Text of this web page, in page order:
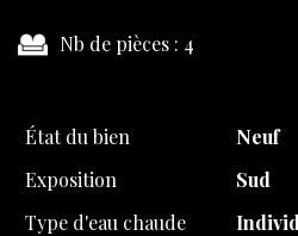
Nb de pièces : 4
État du bien
Neuf
Exposition
Sud
Type d'eau chaude